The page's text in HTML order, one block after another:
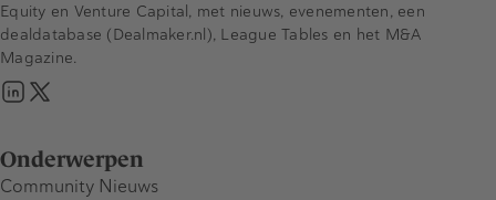
Onderwerpen
Community Nieuws
Equity en Venture Capital, met nieuws, evenementen, een
dealdatabase (Dealmaker.nl), League Tables en het M&A
Magazine.